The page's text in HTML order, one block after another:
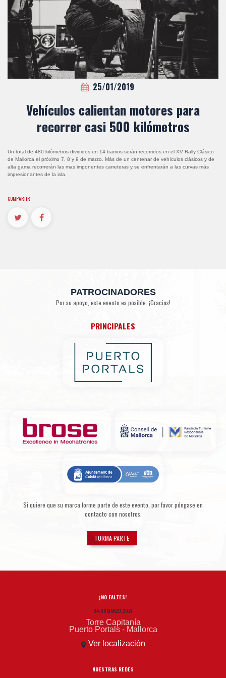
25/01/2019
Vehículos calientan motores para
recorrer casi 500 kilómetros
Un total de 480 kilómetros divididos en 14 tramos serán recorridos en el XV Rally Clásico
de Mallorca el próximo 7, 8 y 9 de marzo. Más de un centenar de vehículos clásicos y de
alta gama recorrerán las mas imponentes carreteras y se enfrentarán a las curvas más
impresionantes de la isla.
COMPARTIR
PATROCINADORES
Por su apoyo, este evento es posible. ¡Gracias!
PRINCIPALES
Si quiere que su marca forme parte de este evento, por favor póngase en
contacto con nosotros.
FORMA PARTE
¡NO FALTES!
04-06 MARZO, 2027
Torre Capitanía
Puerto Portals - Mallorca
Ver localización
NUESTRAS REDES